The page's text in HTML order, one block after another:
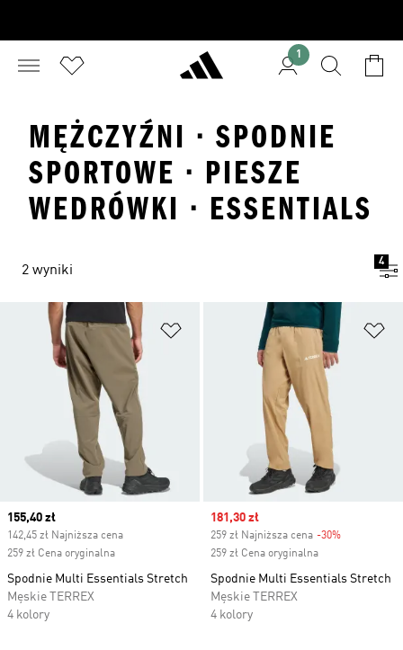
1
MĘŻCZYŹNI · SPODNIE
SPORTOWE · PIESZE
WEDRÓWKI · ESSENTIALS
2 wyniki
4
Dodaj do listy życzeń
Current price
155,40 zł
142,45 zł Najniższa cena
259 zł Cena oryginalna
Spodnie Multi Essentials Stretch
Męskie TERREX
4 kolory
Sale price
181,30 zł
259 zł Najniższa cena -30%
259 zł Cena oryginalna
Spodnie Multi Essentials Stretch
Męskie TERREX
4 kolory